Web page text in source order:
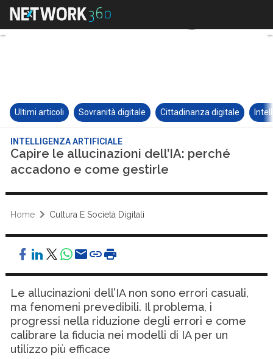
Ultimi articoli Sovranità digitale Cittadinanza digitale
INTELLIGENZA ARTIFICIALE
Capire le allucinazioni dell’IA: perché
accadono e come gestirle
Home Cultura E Società Digitali
Le allucinazioni dell’IA non sono errori casuali,
ma fenomeni prevedibili. Il problema, i
progressi nella riduzione degli errori e come
calibrare la fiducia nei modelli di IA per un
utilizzo più efficace